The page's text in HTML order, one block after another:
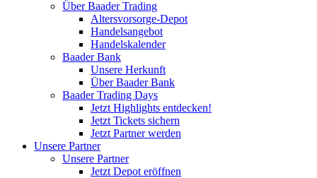
Über Baader Trading
Altersvorsorge-Depot
Handelsangebot
Handelskalender
Baader Bank
Unsere Herkunft
Über Baader Bank
Baader Trading Days
Jetzt Highlights entdecken!
Jetzt Tickets sichern
Jetzt Partner werden
Unsere Partner
Unsere Partner
Jetzt Depot eröffnen